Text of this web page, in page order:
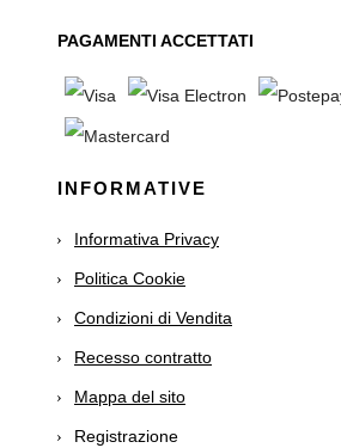
PAGAMENTI ACCETTATI
INFORMATIVE
Informativa Privacy
Politica Cookie
Condizioni di Vendita
Recesso contratto
Mappa del sito
Registrazione